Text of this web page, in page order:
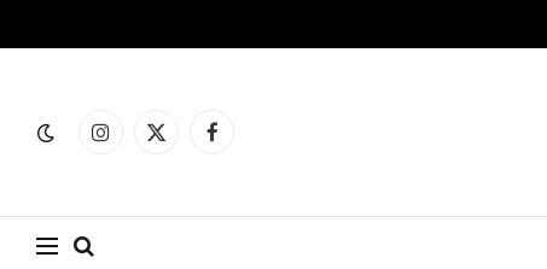
فيسبوكX
الانستغرام